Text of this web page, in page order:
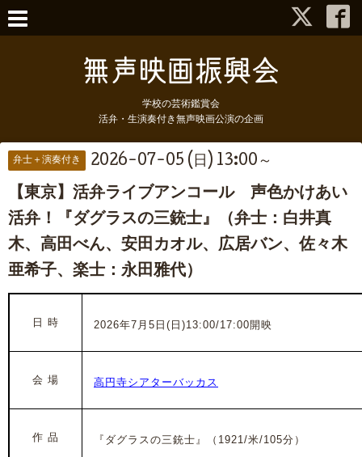
学校の芸術鑑賞会
活弁・生演奏付き無声映画公演の企画
弁士＋演奏付き 2026-07-05 (日) 13:00～
【東京】活弁ライブアンコール 声色かけあい
活弁！『ダグラスの三銃士』（弁士：白井真
木、高田べん、安田カオル、広居バン、佐々木
亜希子、楽士：永田雅代）
日 時 2026年7月5日(日)13:00/17:00開映
会 場 高円寺シアターバッカス
作 品 『ダグラスの三銃士』（1921/米/105分）